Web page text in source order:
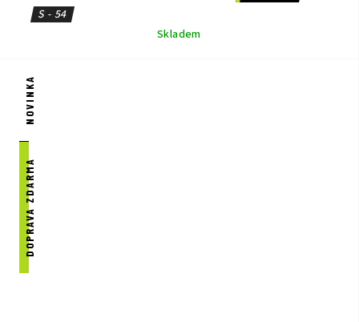
S - 54
Skladem
NOVINKA
DOPRAVA ZDARMA